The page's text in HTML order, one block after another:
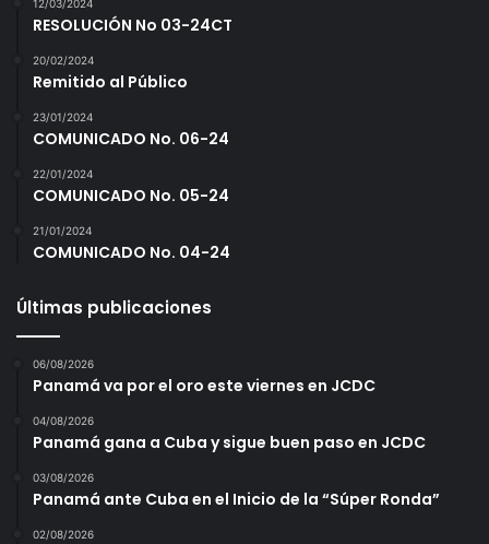
12/03/2024
RESOLUCIÓN No 03-24CT
20/02/2024
Remitido al Público
23/01/2024
COMUNICADO No. 06-24
22/01/2024
COMUNICADO No. 05-24
21/01/2024
COMUNICADO No. 04-24
Últimas publicaciones
06/08/2026
Panamá va por el oro este viernes en JCDC
04/08/2026
Panamá gana a Cuba y sigue buen paso en JCDC
03/08/2026
Panamá ante Cuba en el Inicio de la “Súper Ronda”
02/08/2026